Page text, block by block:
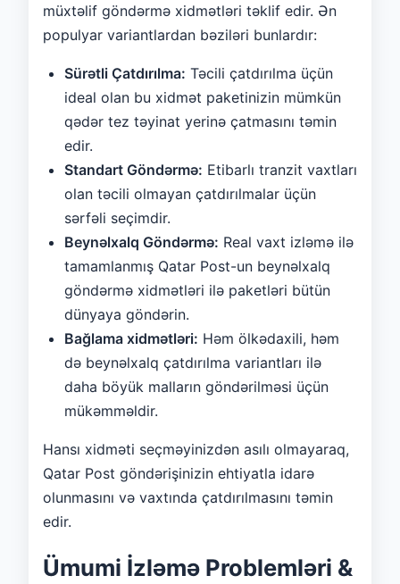
müxtəlif göndərmə xidmətləri təklif edir. Ən
populyar variantlardan bəziləri bunlardır:
Sürətli Çatdırılma: Təcili çatdırılma üçün
ideal olan bu xidmət paketinizin mümkün
qədər tez təyinat yerinə çatmasını təmin
edir.
Standart Göndərmə: Etibarlı tranzit vaxtları
olan təcili olmayan çatdırılmalar üçün
sərfəli seçimdir.
Beynəlxalq Göndərmə: Real vaxt izləmə ilə
tamamlanmış Qatar Post-un beynəlxalq
göndərmə xidmətləri ilə paketləri bütün
dünyaya göndərin.
Bağlama xidmətləri: Həm ölkədaxili, həm
də beynəlxalq çatdırılma variantları ilə
daha böyük malların göndərilməsi üçün
mükəmməldir.
Hansı xidməti seçməyinizdən asılı olmayaraq,
Qatar Post göndərişinizin ehtiyatla idarə
olunmasını və vaxtında çatdırılmasını təmin
edir.
Ümumi İzləmə Problemləri &